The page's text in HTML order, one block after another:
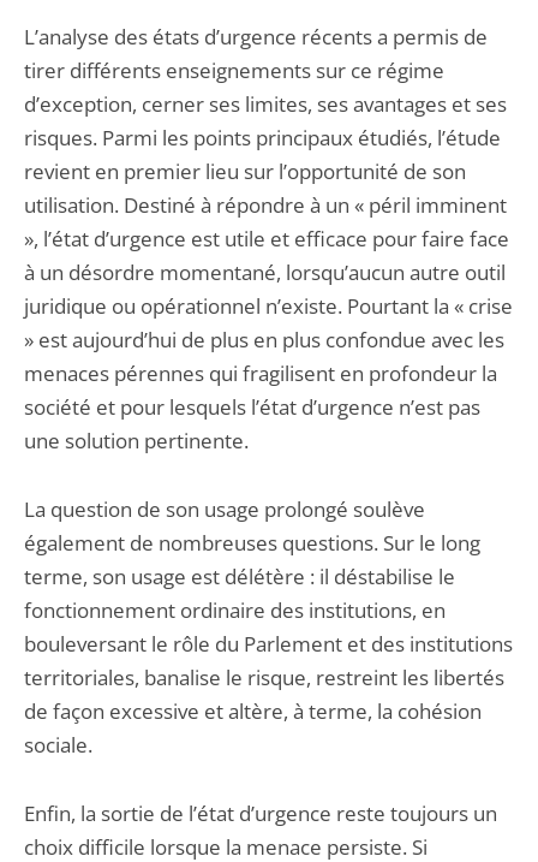
L’analyse des états d’urgence récents a permis de
tirer différents enseignements sur ce régime
d’exception, cerner ses limites, ses avantages et ses
risques. Parmi les points principaux étudiés, l’étude
revient en premier lieu sur l’opportunité de son
utilisation. Destiné à répondre à un « péril imminent
», l’état d’urgence est utile et efficace pour faire face
à un désordre momentané, lorsqu’aucun autre outil
juridique ou opérationnel n’existe. Pourtant la « crise
» est aujourd’hui de plus en plus confondue avec les
menaces pérennes qui fragilisent en profondeur la
société et pour lesquels l’état d’urgence n’est pas
une solution pertinente.
La question de son usage prolongé soulève
également de nombreuses questions. Sur le long
terme, son usage est délétère : il déstabilise le
fonctionnement ordinaire des institutions, en
bouleversant le rôle du Parlement et des institutions
territoriales, banalise le risque, restreint les libertés
de façon excessive et altère, à terme, la cohésion
sociale.
Enfin, la sortie de l’état d’urgence reste toujours un
choix difficile lorsque la menace persiste. Si